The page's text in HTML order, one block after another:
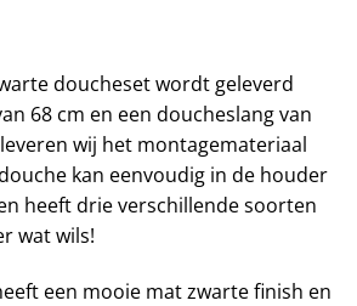
doucheset wordt geleverd
68 cm en een doucheslang van
wij het montagemateriaal
kan eenvoudig in de houder
heeft drie verschillende soorten
wat wils!
een mooie mat zwarte finish en